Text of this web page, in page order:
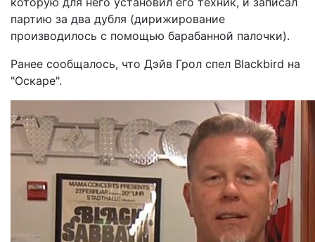
партию за два дубля (дирижирование
производилось с помощью барабанной палочки).
Ранее сообщалось, что Дэйв Грол спел Blackbird на
"Оскаре".